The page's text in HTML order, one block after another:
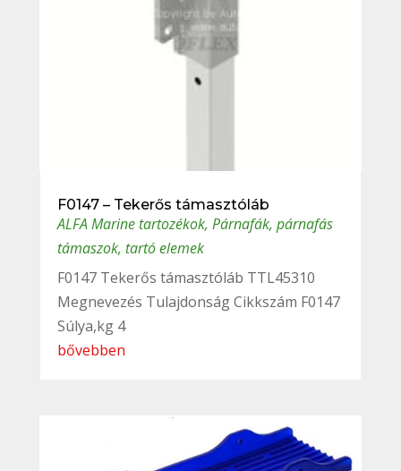
F0147 – Tekerős támasztóláb
ALFA Marine tartozékok, Párnafák, párnafás
támaszok, tartó elemek
F0147 Tekerős támasztóláb TTL45310
Megnevezés Tulajdonság Cikkszám F0147
Súlya,kg 4
bővebben